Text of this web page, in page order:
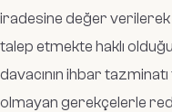
iradesine değer verilerek
talep etmekte haklı
davacının ihbar
olmayan gerekçelerle